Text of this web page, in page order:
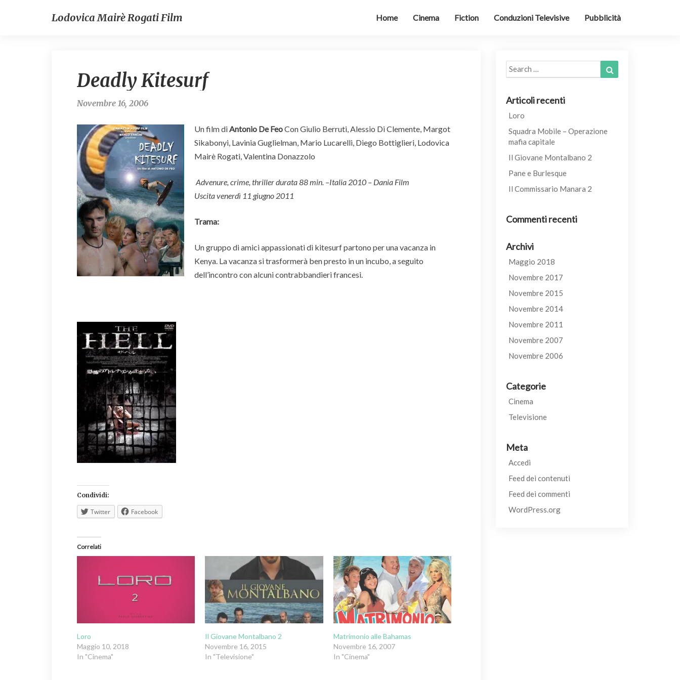
Lodovica Mairè Rogati Film Home Cinema Fiction Conduzioni Televisive Pubblicità
Deadly Kitesurf
Novembre 16, 2006
Un film diAntonio De FeoConGiulio Berruti,Alessio Di Clemente, Margot
Sikabonyi, Lavinia Guglielman, Mario Lucarelli, Diego Bottiglieri, Lodovica
Mairè Rogati,Valentina Donazzolo
Advenure, crime, thriller durata 88 min. –Italia 2010 – Dania Film
Uscita venerdì 11 giugno 2011
Trama:
Un gruppo di amici appassionati di kitesurf partono per una vacanza in
Kenya. La vacanza si trasformerà ben presto in un incubo, a seguito
dell’incontro con alcuni contrabbandieri francesi.
Condividi:
Twitter Facebook
Correlati
Loro
Maggio 10, 2018
In "Cinema"
Il Giovane Montalbano 2
Novembre 16, 2015
In "Televisione"
Matrimonio alle Bahamas
Novembre 16, 2007
In "Cinema"
Search
for:
Articoli recenti
Loro
Squadra Mobile – Operazione
mafia capitale
Il Giovane Montalbano 2
Pane e Burlesque
Il Commissario Manara 2
Commenti recenti
Archivi
Maggio 2018
Novembre 2017
Novembre 2015
Novembre 2014
Novembre 2011
Novembre 2007
Novembre 2006
Categorie
Cinema
Televisione
Meta
Accedi
Feed dei contenuti
Feed dei commenti
WordPress.org